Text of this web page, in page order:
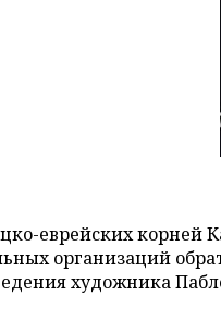
еврейских корней
организаций
художника